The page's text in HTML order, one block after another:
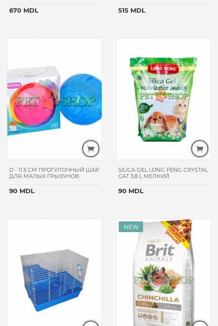
670 MDL 515 MDL
D - 11.5 CM ПРОГУЛОЧНЫЙ ШАР
ДЛЯ МАЛЫХ ГРЫЗУНОВ
90 MDL
SILICA GEL LONG FENG CRYSTAL
CAT 3,8 L МЕЛКИЙ
90 MDL